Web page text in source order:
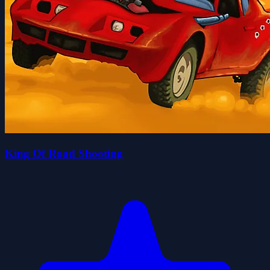
King Of Road Shooting